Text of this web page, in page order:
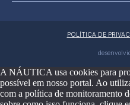
POLÍTICA DE
A NÁUTICA usa cookies para
possível em nosso portal. Ao
com a política de monitoramento